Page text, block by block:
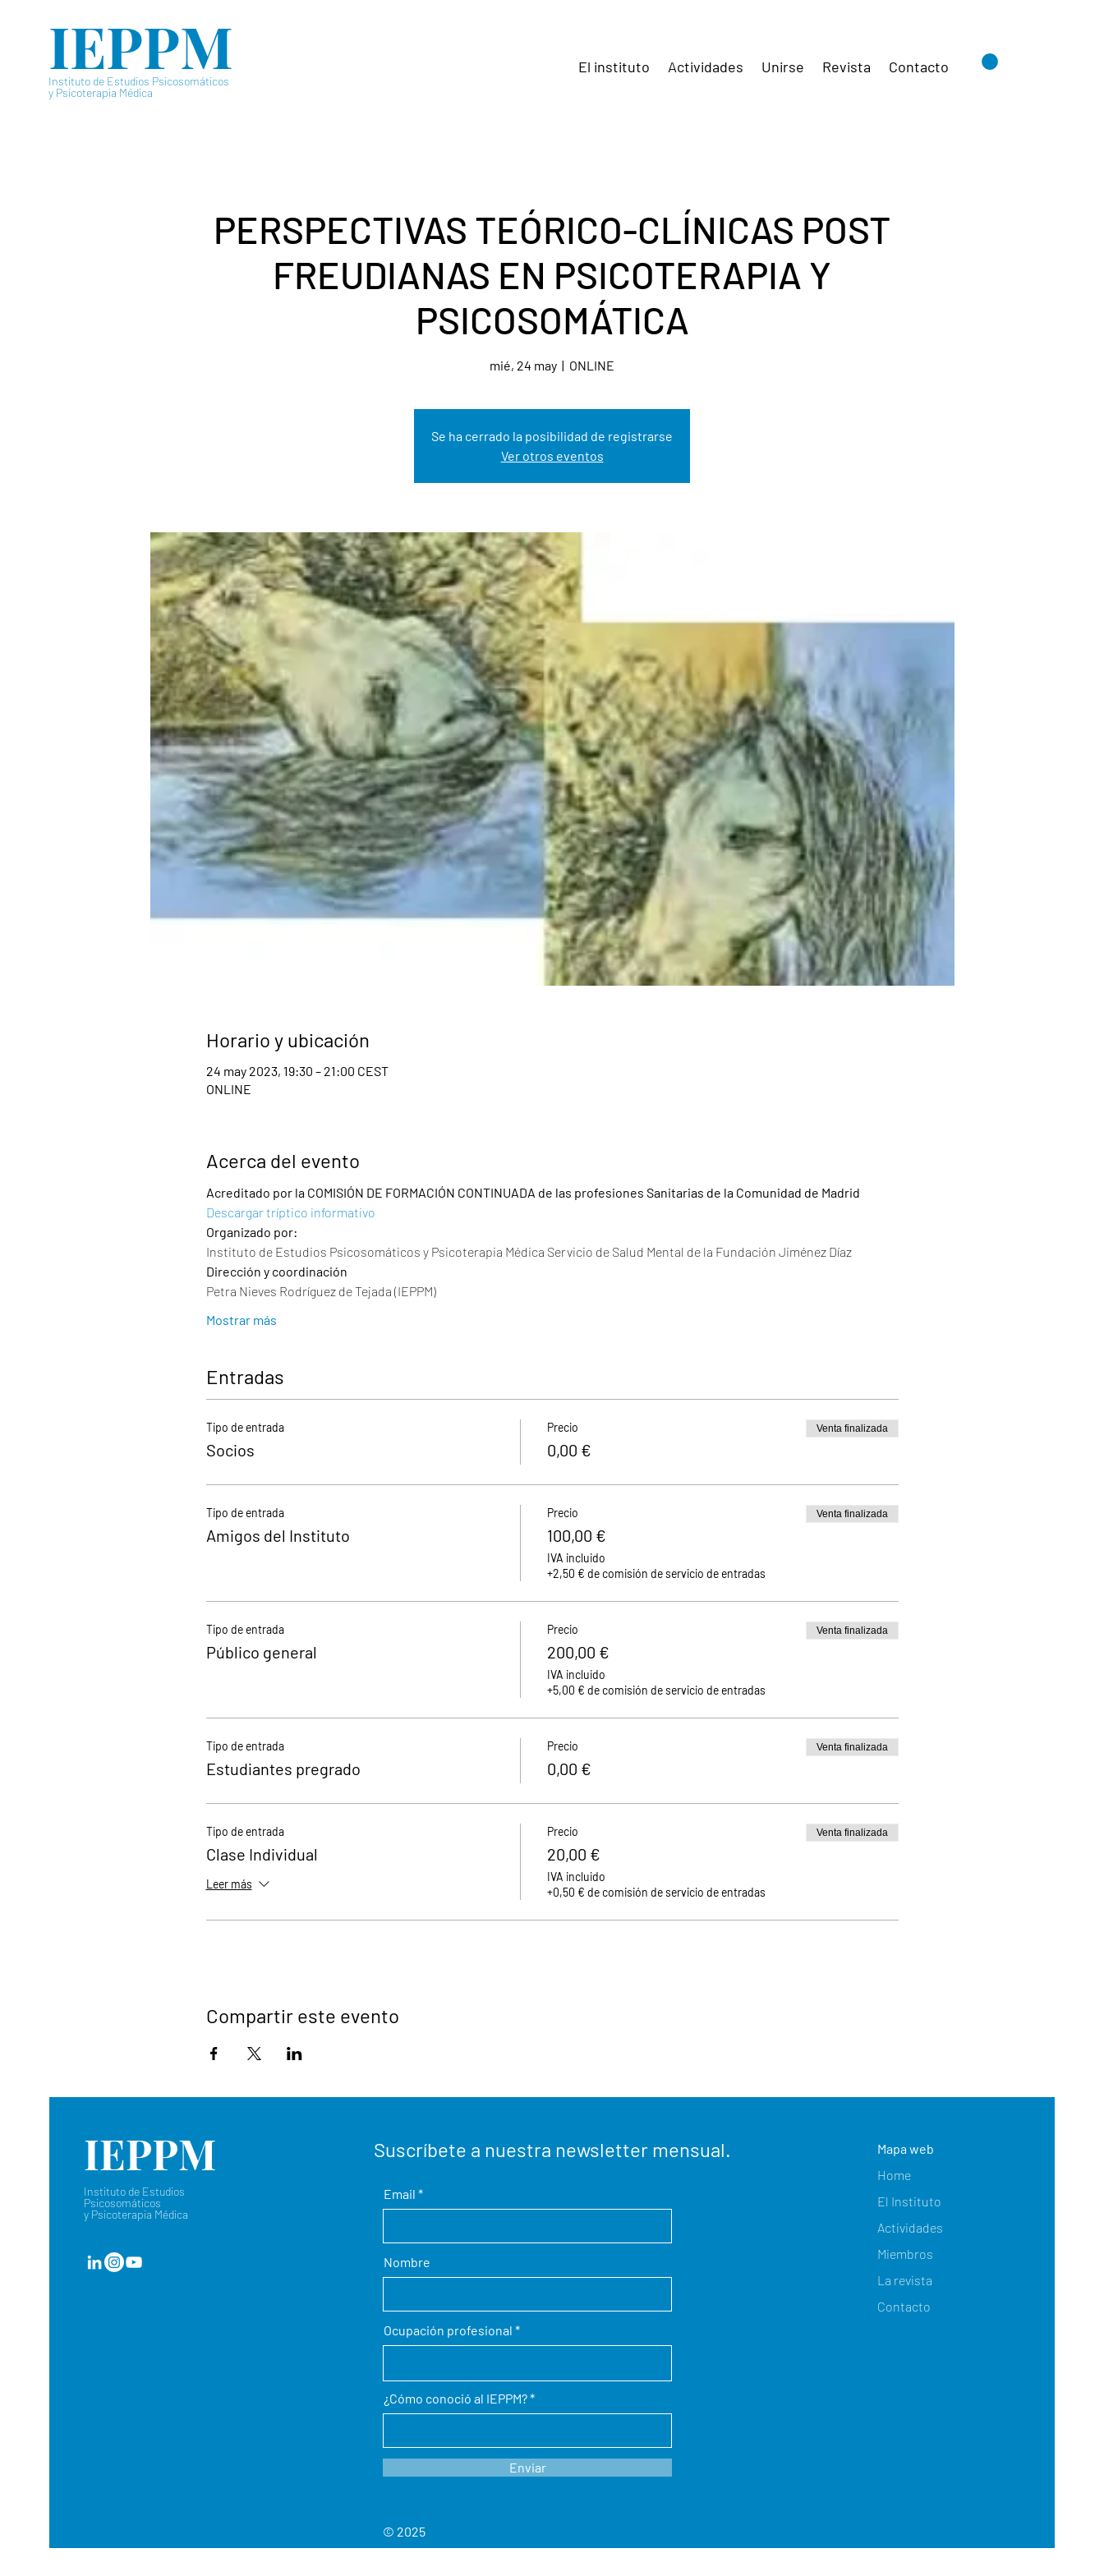
IEPPM
Instituto de Estudios Psicosomáticos
y Psicoterapia Médica
El instituto Actividades Unirse Revista Contacto
PERSPECTIVAS TEÓRICO-CLÍNICAS POST
FREUDIANAS EN PSICOTERAPIA Y
PSICOSOMÁTICA
mié, 24 may
  |
ONLINE
Se ha cerrado la posibilidad de registrarse
Ver otros eventos
Horario y ubicación
24 may 2023, 19:30 – 21:00 CEST
ONLINE
Acerca del evento
Acreditado por la COMISIÓN DE FORMACIÓN CONTINUADA de las profesiones Sanitarias de la Comunidad de Madrid
Descargar tríptico informativo
Organizado por:
Instituto de Estudios Psicosomáticos y Psicoterapia Médica Servicio de Salud Mental de la Fundación Jiménez Díaz
Dirección y coordinación
Petra Nieves Rodríguez de Tejada (IEPPM)
Mostrar más
Entradas
Tipo de entrada
Socios
Precio
0,00 €
Venta finalizada
Tipo de entrada
Amigos del Instituto
Precio
100,00 €
IVA incluido
+2,50 € de comisión de servicio de entradas
Venta finalizada
Tipo de entrada
Público general
Precio
200,00 €
IVA incluido
+5,00 € de comisión de servicio de entradas
Venta finalizada
Tipo de entrada
Estudiantes pregrado
Precio
0,00 €
Venta finalizada
Tipo de entrada
Clase Individual
Leer más
Precio
20,00 €
IVA incluido
+0,50 € de comisión de servicio de entradas
Venta finalizada
Compartir este evento
IEPPM
Instituto de Estudios
Psicosomáticos
y Psicoterapia Médica
Suscríbete a nuestra newsletter mensual.
Email
Nombre
Ocupación profesional
¿Cómo conoció al IEPPM?
Enviar
© 2025
Mapa web
Home
El Instituto
Actividades
Miembros
La revista
Contacto